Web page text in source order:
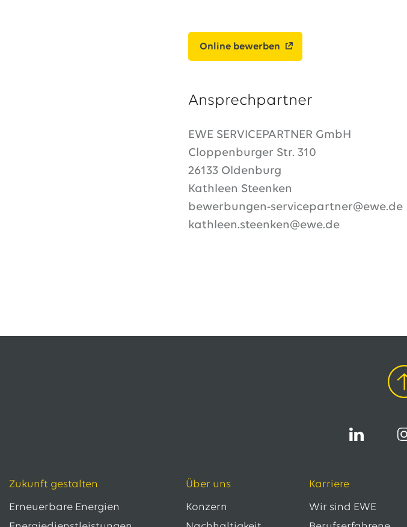
Online bewerben
Ansprechpartner
EWE SERVICEPARTNER GmbH
Cloppenburger Str. 310
26133 Oldenburg
Kathleen Steenken
bewerbungen-servicepartner@ewe.de
kathleen.steenken@ewe.de
Zukunft gestalten
Erneuerbare Energien
Über uns
Konzern
Karriere
Wir sind EWE